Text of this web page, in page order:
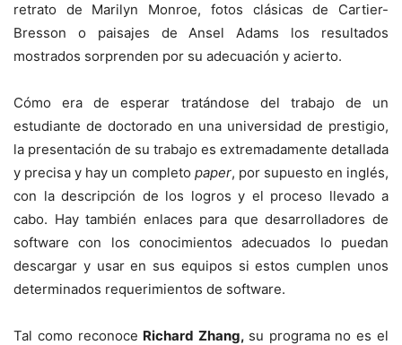
retrato de Marilyn Monroe, fotos clásicas de Cartier-
Bresson o paisajes de Ansel Adams los resultados
mostrados sorprenden por su adecuación y acierto.
Cómo era de esperar tratándose del trabajo de un
estudiante de doctorado en una universidad de prestigio,
la presentación de su trabajo es extremadamente detallada
y precisa y hay un completo paper, por supuesto en inglés,
con la descripción de los logros y el proceso llevado a
cabo. Hay también enlaces para que desarrolladores de
software con los conocimientos adecuados lo puedan
descargar y usar en sus equipos si estos cumplen unos
determinados requerimientos de software.
Tal como reconoce Richard Zhang, su programa no es el